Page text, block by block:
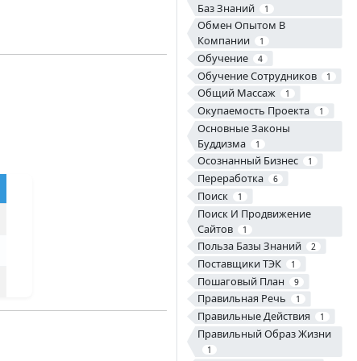
Баз Знаний
1
Обмен Опытом В
Компании
1
Обучение 4
Обучение Сотрудников 1
Общий Массаж 1
Окупаемость Проекта 1
Основные Законы
Буддизма
1
Осознанный Бизнес 1
Переработка 6
Поиск 1
Поиск И Продвижение
Сайтов
1
Польза Базы Знаний 2
Поставщики ТЭК 1
Пошаговый План 9
Правильная Речь 1
Правильные Действия 1
Правильный Образ Жизни
1